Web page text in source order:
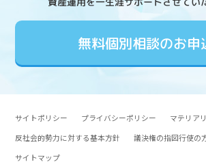
無料個別相談のお申
サイトポリシー プライバシーポリシー
マテリア
反社会的勢力に対する基本方針
議決権の指図行使の
サイトマップ